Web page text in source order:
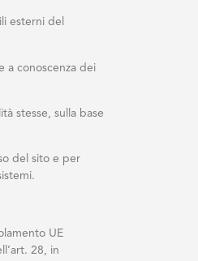
esterni del
a conoscenza dei
stesse, sulla base
del sito e per
UE
28, in